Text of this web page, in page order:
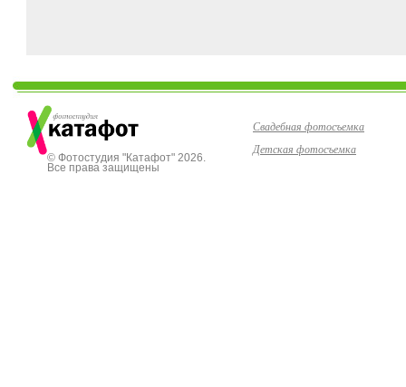
© Фотостудия "Катафот" 2026.
Все права защищены
Свадебная фотосъемка
Детская фотосъемка